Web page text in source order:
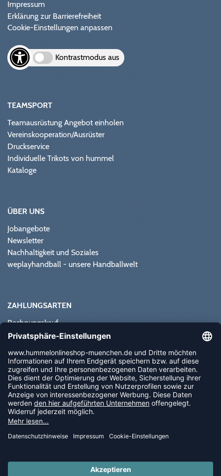
Impressum
Erklärung zur Barrierefreiheit
Cookie-Einstellungen anpassen
Kontrastmodus aus
TEAMSPORT
Teamausrüstung Angebot einholen
Vereinskooperation/Ausrüster
Druckservice
Individuelle Trikots von hummel
Kataloge
ÜBER UNS
Jobangebote
Newsletter
Nachhaltigkeit und Soziales
weplayhandball - unsere Handballwelt
ZAHLUNGSARTEN
Rechnungskauf
Paypal
Vorkasse
Sofortüberweisung
NEWSLETTER